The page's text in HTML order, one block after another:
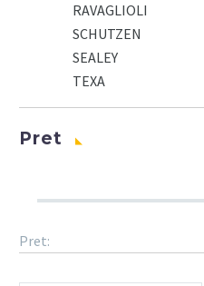
RAVAGLIOLI
SCHUTZEN
SEALEY
TEXA
Pret
Pret: